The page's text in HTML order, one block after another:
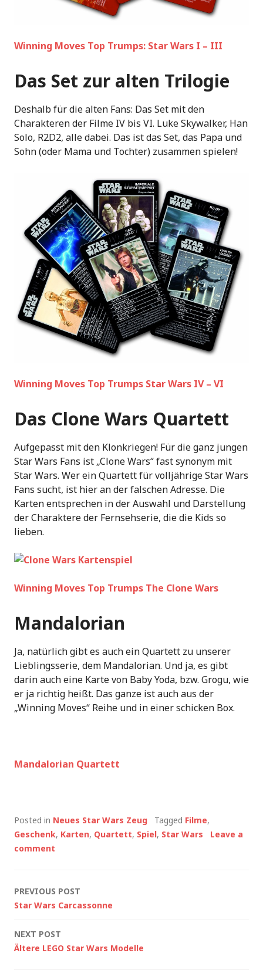
Winning Moves Top Trumps: Star Wars I – III
Das Set zur alten Trilogie
Deshalb für die alten Fans: Das Set mit den
Charakteren der Filme IV bis VI. Luke Skywalker, Han
Solo, R2D2, alle dabei. Das ist das Set, das Papa und
Sohn (oder Mama und Tochter) zusammen spielen!
Winning Moves Top Trumps Star Wars IV – VI
Das Clone Wars Quartett
Aufgepasst mit den Klonkriegen! Für die ganz jungen
Star Wars Fans ist „Clone Wars“ fast synonym mit
Star Wars. Wer ein Quartett für volljährige Star Wars
Fans sucht, ist hier an der falschen Adresse. Die
Karten entsprechen in der Auswahl und Darstellung
der Charaktere der Fernsehserie, die die Kids so
lieben.
Winning Moves Top Trumps The Clone Wars
Mandalorian
Ja, natürlich gibt es auch ein Quartett zu unserer
Lieblingsserie, dem Mandalorian. Und ja, es gibt
darin auch eine Karte von Baby Yoda, bzw. Grogu, wie
er ja richtig heißt. Das ganze ist auch aus der
„Winning Moves“ Reihe und in einer schicken Box.
Mandalorian Quartett
Posted in Neues Star Wars Zeug Tagged Filme,
Geschenk, Karten, Quartett, Spiel, Star Wars
Leave a
comment
Post
PREVIOUS POST
Star Wars Carcassonne
NEXT POST
Ältere LEGO Star Wars Modelle